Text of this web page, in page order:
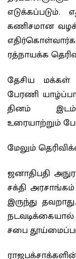
கணிசமான
ரத்நாயக்க
தேசிய மக்கள்
பேரணி
தினம்
உரையாற்றும்
மேலும்
ஜனாதிபதி
சக்தி
இருந்து
சபை